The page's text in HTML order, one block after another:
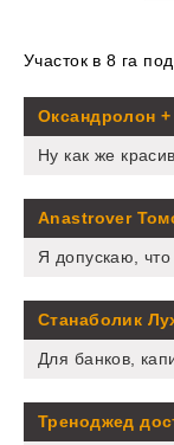
Участок в 8 га
Оксандролон
Ну как же
Anastrover
Я допускаю, что
Станаболик
Для банков,
Треноджед